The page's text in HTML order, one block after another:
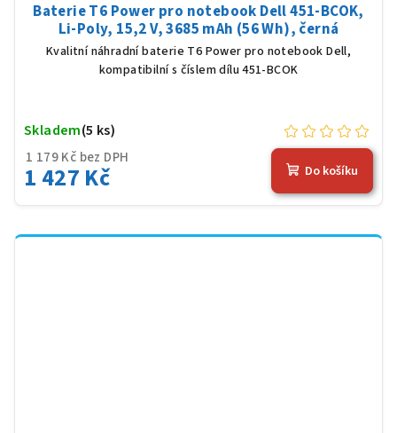
Baterie T6 Power pro notebook Dell 451-BCOK,
Li-Poly, 15,2 V, 3685 mAh (56 Wh), černá
Kvalitní náhradní baterie T6 Power pro notebook Dell,
kompatibilní s číslem dílu 451-BCOK
1 179 Kč bez DPH
1 427 Kč
Skladem(5 ks)
Do košíku